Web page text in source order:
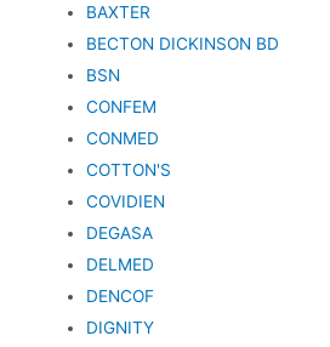
BAXTER
BECTON DICKINSON BD
BSN
CONFEM
CONMED
COTTON'S
COVIDIEN
DEGASA
DELMED
DENCOF
DIGNITY